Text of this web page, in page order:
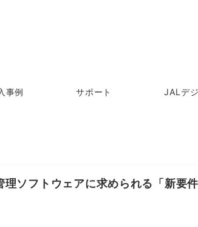
事例 サポート JALデ
理ソフトウェアに求められる「新要